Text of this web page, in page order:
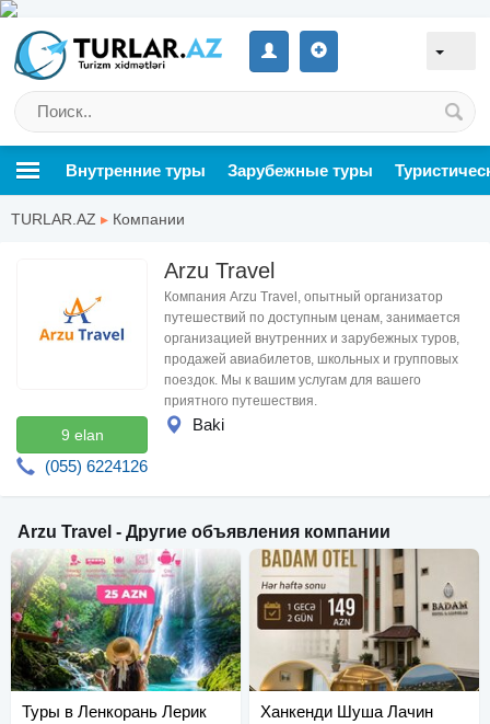
Внутренние туры Зарубежные туры
TURLAR.AZ ▸ Компании
9 elan
Arzu Travel
Компания Arzu Travel, опытный организатор
путешествий по доступным ценам, занимается
организацией внутренних и зарубежных туров,
продажей авиабилетов, школьных и групповых
поездок. Мы к вашим услугам для вашего
приятного путешествия.
Baki
(055) 6224126
Arzu Travel - Другие объявления компании
Туры в Ленкорань Лерик
Ханкенди Шуша Лачин